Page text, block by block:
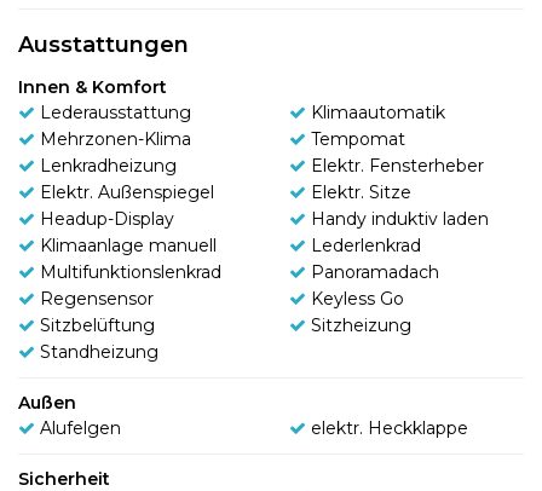
Ausstattungen
Innen & Komfort
Lederausstattung
Klimaautomatik
Mehrzonen-Klima
Tempomat
Lenkradheizung
Elektr. Fensterheber
Elektr. Außenspiegel
Elektr. Sitze
Headup-Display
Handy induktiv laden
Klimaanlage manuell
Lederlenkrad
Multifunktionslenkrad
Panoramadach
Regensensor
Keyless Go
Sitzbelüftung
Sitzheizung
Standheizung
Außen
Alufelgen
elektr. Heckklappe
Sicherheit